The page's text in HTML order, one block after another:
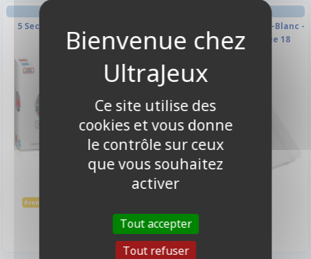
5 Secondes Sans Tabous
Promo -10%
Casual Album - SideLoad -Blanc -
360 Cases (20 Pages De 18
Cases)
Ce site utilise des
cookies et vous donne
le contrôle sur ceux
que vous souhaitez
activer
Tout accepter
Tout refuser